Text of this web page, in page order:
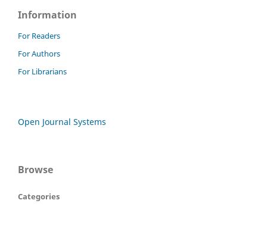
Information
For Readers
For Authors
For Librarians
Open Journal Systems
Browse
Categories